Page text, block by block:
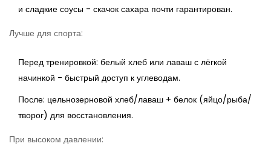
и сладкие соусы - скачок сахара почти гарантирован.
Лучше для спорта:
Перед тренировкой: белый хлеб или лаваш с лёгкой
начинкой - быстрый доступ к углеводам.
После: цельнозерновой хлеб/лаваш + белок (яйцо/рыба/
творог) для восстановления.
При высоком давлении: